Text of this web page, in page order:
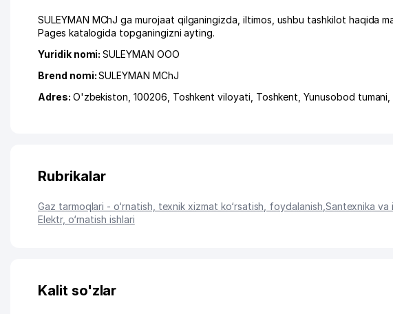
SULEYMAN MChJ ga murojaat qilganingizda, iltimos, ushbu tashkilot haqida
Pages katalogida topganingizni ayting.
Yuridik nomi:SULEYMAN ООО
Brend nomi:SULEYMAN MChJ
Adres: O'zbekiston, 100206, Toshkent viloyati Toshkent ,Yunusobod tumani
Rubrikalar
Gaz tarmoqlari - o‘rnatish, texnik xizmat ko‘rsatish, foydalanish Santexnika va
Elektr, o‘rnatish ishlari
Kalit so'zlar